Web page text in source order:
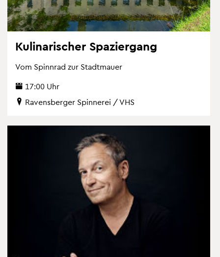
Ku­li­na­ri­scher Spa­zier­gang
Vom Spinn­rad zur Stadt­mau­er
17:00 Uhr
Ra­vens­ber­ger Spin­ne­rei / VHS